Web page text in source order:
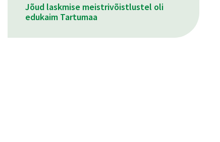
Jõud laskmise meistrivõistlustel oli
edukaim Tartumaa